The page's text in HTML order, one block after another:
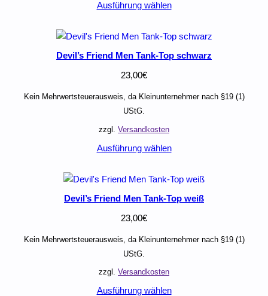
Ausführung wählen
Devil’s Friend Men Tank-Top schwarz
23,00€
Kein Mehrwertsteuerausweis, da Kleinunternehmer nach §19 (1)
UStG.
zzgl. Versandkosten
Ausführung wählen
Devil’s Friend Men Tank-Top weiß
23,00€
Kein Mehrwertsteuerausweis, da Kleinunternehmer nach §19 (1)
UStG.
zzgl. Versandkosten
Ausführung wählen